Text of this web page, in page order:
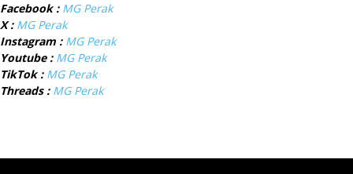
Facebook : MG Perak
X : MG Perak
Instagram : MG Perak
Youtube : MG Perak
TikTok : MG Perak
Threads : MG Perak